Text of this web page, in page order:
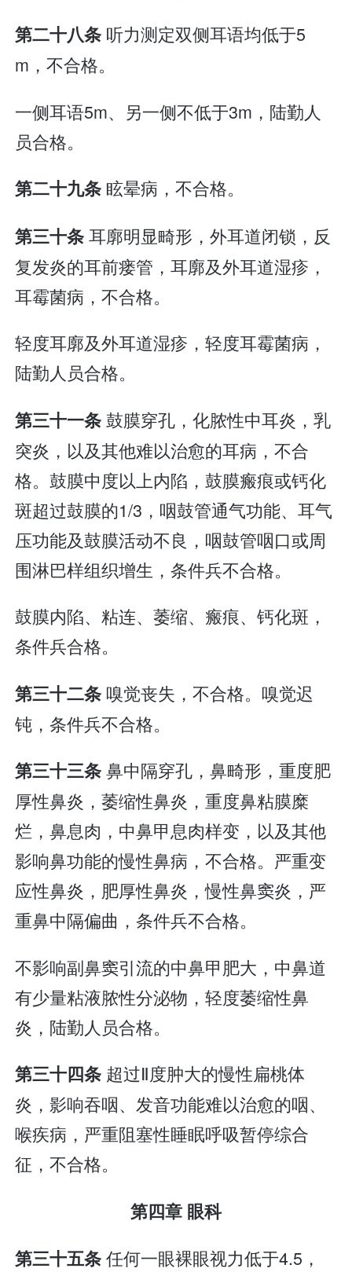
第二十八条 听力测定双侧耳语均低于5
m，不合格。
一侧耳语5m、另一侧不低于3m，陆勤人
员合格。
第二十九条 眩晕病，不合格。
第三十条耳廓明显畸形，外耳道闭锁，反
复发炎的耳前瘘管，耳廓及外耳道湿疹，
耳霉菌病，不合格。
轻度耳廓及外耳道湿疹，轻度耳霉菌病，
陆勤人员合格。
第三十一条鼓膜穿孔，化脓性中耳炎，乳
突炎，以及其他难以治愈的耳病，不合
格。鼓膜中度以上内陷，鼓膜瘢痕或钙化
斑超过鼓膜的1/3，咽鼓管通气功能、耳气
压功能及鼓膜活动不良，咽鼓管咽口或周
围淋巴样组织增生，条件兵不合格。
鼓膜内陷、粘连、萎缩、瘢痕、钙化斑，
条件兵合格。
第三十二条 嗅觉丧失，不合格。嗅觉迟
钝，条件兵不合格。
第三十三条鼻中隔穿孔，鼻畸形，重度肥
厚性鼻炎，萎缩性鼻炎，重度鼻粘膜糜
烂，鼻息肉，中鼻甲息肉样变，以及其他
影响鼻功能的慢性鼻病，不合格。严重变
应性鼻炎，肥厚性鼻炎，慢性鼻窦炎，严
重鼻中隔偏曲，条件兵不合格。
不影响副鼻窦引流的中鼻甲肥大，中鼻道
有少量粘液脓性分泌物，轻度萎缩性鼻
炎，陆勤人员合格。
第三十四条 超过Ⅱ度肿大的慢性扁桃体
炎，影响吞咽、发音功能难以治愈的咽、
喉疾病，严重阻塞性睡眠呼吸暂停综合
征，不合格。
第四章 眼科
第三十五条任何一眼裸眼视力低于4.5，